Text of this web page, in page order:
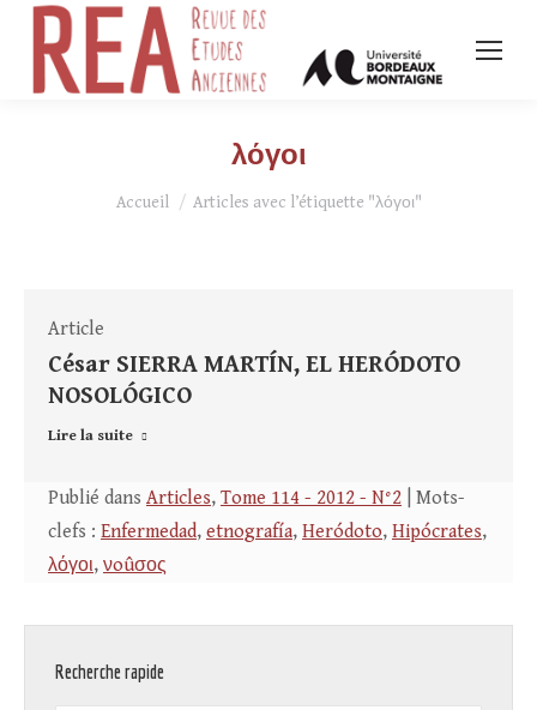
λόγοι
Vous êtes ici :
Accueil Articles avec l’étiquette "λόγοι"
Article
César SIERRA MARTÍN, EL HERÓDOTO
NOSOLÓGICO
Lire la suite
Publié dans Articles, Tome 114 - 2012 - N°2 | Mots-
clefs : Enfermedad, etnografía, Heródoto, Hipócrates,
λόγοι, νoûσος
Recherche rapide